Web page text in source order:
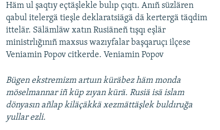
Häm ul şaqtıy eçtäşlekle bulıp çıqtı. Anıñ süzlären
qabul itelergä tieşle deklaratsiägä dä kertergä täqdim
ittelär. Sälämläw xatın Rusiäneñ tışqı eşlär
ministrlığınıñ maxsus wazıyfalar başqaruçı ilçese
Veniamin Popov citkerde. Veniamin Popov
Bügen ekstremizm artuın küräbez häm monda
möselmannar iñ küp zıyan kürä. Rusiä isä islam
dönyasın añlap kiläçäkkä xezmättäşlek buldıruğa
yullar ezli.